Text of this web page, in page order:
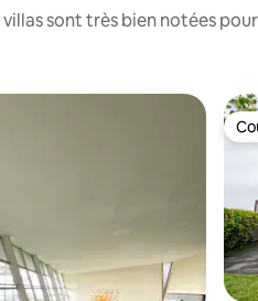
villas sont très bien notées